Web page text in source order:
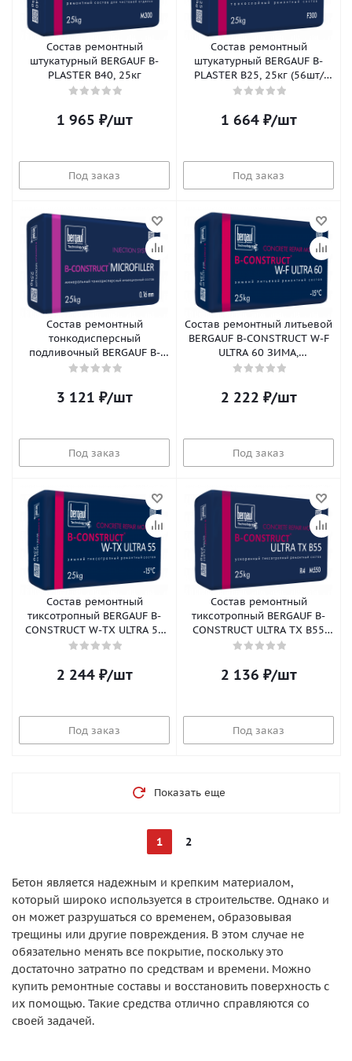
Состав ремонтный
штукатурный BERGAUF B-
PLASTER B40, 25кг
1 965 ₽/шт
Под заказ
Состав ремонтный
штукатурный BERGAUF B-
PLASTER B25, 25кг (56шт/
пал)
1 664₽/шт
Под заказ
Состав ремонтный
тонкодисперсный
подливочный BERGAUF B-
CONSTRUCT MICROFILLER,
3 121 ₽/шт
Под заказ
Состав ремонтный литьевой
BERGAUF B-CONSTRUCT W-F
ULTRA 60 ЗИМА,
быстротвердеющий, 25кг
2 222 ₽/шт
Под заказ
Состав ремонтный
тиксотропный BERGAUF B-
CONSTRUCT W-TX ULTRA 55
ЗИМА, быстротвердеющий,
2 244₽/шт
Под заказ
Состав ремонтный
тиксотропный BERGAUF B-
CONSTRUCT ULTRA TX B55
быстротвердеющий, 25кг
2 136 ₽/шт
Под заказ
Показать еще
1 2
Бетон является надежным и крепким материалом,
который широко используется в строительстве. Однако и
он может разрушаться со временем, образовывая
трещины или другие повреждения. В этом случае не
обязательно менять все покрытие, поскольку это
достаточно затратно по средствам и времени. Можно
купить ремонтные составы и восстановить поверхность с
их помощью. Такие средства отлично справляются со
своей задачей.